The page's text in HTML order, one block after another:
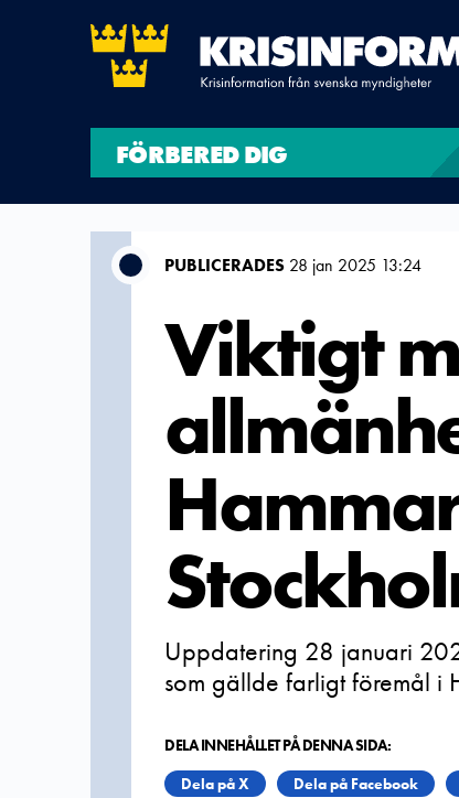
FÖRBERED DIG
PUBLICERADES 28 jan 2025 13:24
Viktigt
Uppdatering 28 januari
som gällde farligt föremål i
DELA INNEHÅLLET PÅ DENNA SIDA:
Dela på X
Dela på Facebook